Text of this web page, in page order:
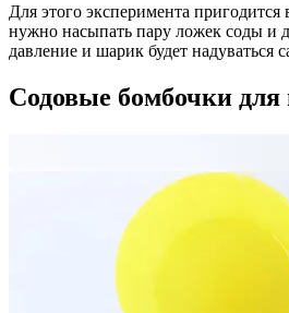
Для этого эксперимента
нужно насыпать пару ложек соды и
давление и шарик будет надуваться
Содовые бомбочки для